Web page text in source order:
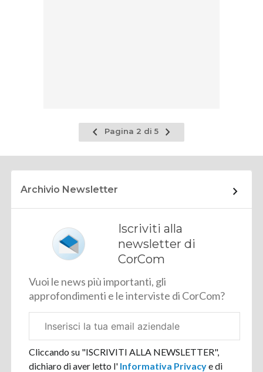
Pagina
precedente
Pagina 2 di 5
Pagina
successiva
Archivio Newsletter
Iscriviti alla
newsletter di
CorCom
Vuoi le news più importanti, gli
approfondimenti e le interviste di CorCom?
aziendale
Cliccando su "ISCRIVITI ALLA NEWSLETTER",
dichiaro di aver letto l' Informativa Privacye di